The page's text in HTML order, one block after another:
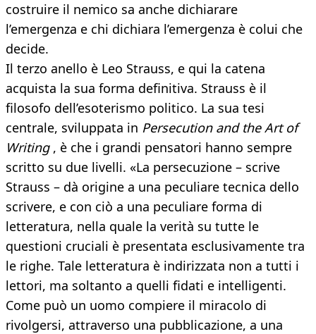
costruire il nemico sa anche dichiarare
l’emergenza e chi dichiara l’emergenza è colui che
decide.
Il terzo anello è Leo Strauss, e qui la catena
acquista la sua forma definitiva. Strauss è il
filosofo dell’esoterismo politico. La sua tesi
centrale, sviluppata in Persecution and the Art of
Writing, è che i grandi pensatori hanno sempre
scritto su due livelli. «La persecuzione – scrive
Strauss – dà origine a una peculiare tecnica dello
scrivere, e con ciò a una peculiare forma di
letteratura, nella quale la verità su tutte le
questioni cruciali è presentata esclusivamente tra
le righe. Tale letteratura è indirizzata non a tutti i
lettori, ma soltanto a quelli fidati e intelligenti.
Come può un uomo compiere il miracolo di
rivolgersi, attraverso una pubblicazione, a una